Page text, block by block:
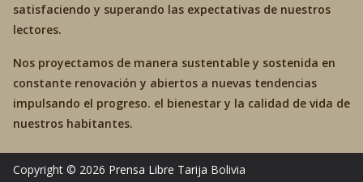
satisfaciendo y superando las expectativas de nuestros
lectores.
Nos proyectamos de manera sustentable y sostenida en
constante renovación y abiertos a nuevas tendencias
impulsando el progreso. el bienestar y la calidad de vida de
nuestros habitantes.
Copyright © 2026 Prensa Libre Tarija Bolivia